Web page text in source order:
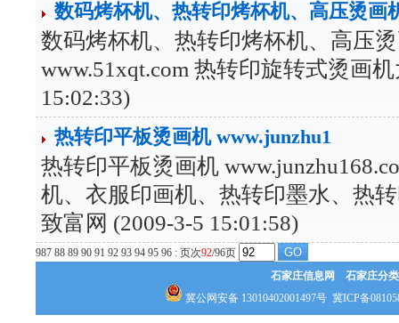
数码烤杯机、热转印烤杯机、高压烫画
数码烤杯机、热转印烤杯机、高压
www.51xqt.com 热转印旋转式烫画
15:02:33)
热转印平板烫画机 www.junzhu1
热转印平板烫画机
机、衣服印画机、热转印墨水、热
致富网 (2009-3-5 15:01:58)
987 88 89 90 91 92 93 94 95 96 : 页次92/96页
石家庄信息网
石家庄分
冀公网安备 13010402001497号 冀ICP备